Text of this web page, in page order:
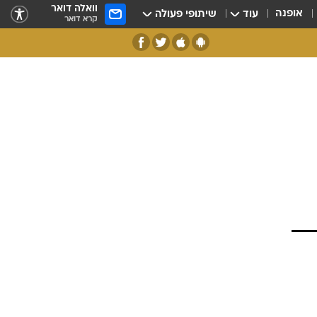
אופנה עוד שיתופי פעולה וואלה דואר
קרא דואר